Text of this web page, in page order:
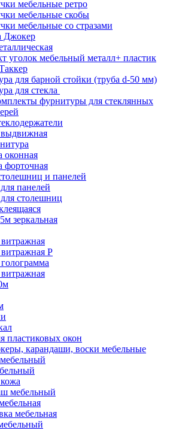
мебельные ретро
мебельные скобы
мебельные со стразами
Джокер
уголок мебельный металл+ пластик
для барной стойки (труба d-50 мм)
для стекла
фурнитуры для стеклянных
оконная
форточная
и панелей
панелей
столешниц
зеркальная
Р
пластиковых окон
карандаши, воски мебельные
мебельный
мебельная